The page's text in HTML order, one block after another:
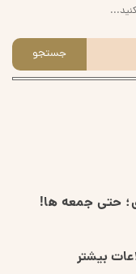
حتی جمعه ها!
بیشتر
جستجو